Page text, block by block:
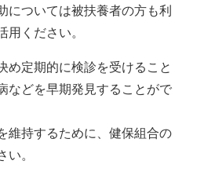
については被扶養者の方も利
ください。
め定期的に検診を受けること
などを早期発見することがで
維持するために、健保組合の
。